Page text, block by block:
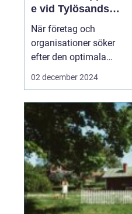
e vid Tylösands
Kust
När företag och
organisationer söker
efter den optimala
platsen för sin nästa
faciliteternas kvalitet s...
02 december 2024